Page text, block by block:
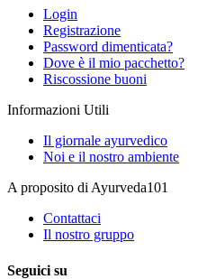
Login
Registrazione
Password dimenticata?
Dove è il mio pacchetto?
Riscossione buoni
Informazioni Utili
Il giornale ayurvedico
Noi e il nostro ambiente
A proposito di Ayurveda101
Contattaci
Il nostro gruppo
Seguici su